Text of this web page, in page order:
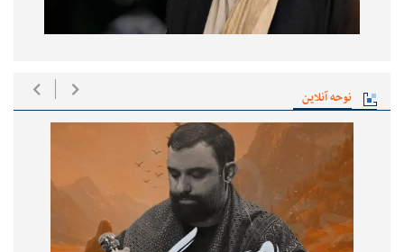
نوحه آنلاین